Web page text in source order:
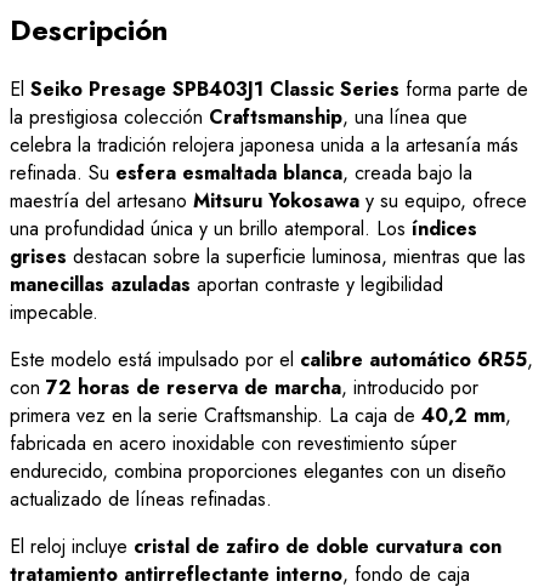
Descripción
El Seiko Presage SPB403J1 Classic Series forma parte de
la prestigiosa colección Craftsmanship, una línea que
celebra la tradición relojera japonesa unida a la artesanía más
refinada. Su esfera esmaltada blanca, creada bajo la
maestría del artesano Mitsuru Yokosawa y su equipo, ofrece
una profundidad única y un brillo atemporal. Los índices
grises destacan sobre la superficie luminosa, mientras que las
manecillas azuladas aportan contraste y legibilidad
impecable.
Este modelo está impulsado por el calibre automático 6R55,
con 72 horas de reserva de marcha, introducido por
primera vez en la serie Craftsmanship. La caja de 40,2 mm,
fabricada en acero inoxidable con revestimiento súper
endurecido, combina proporciones elegantes con un diseño
actualizado de líneas refinadas.
El reloj incluye cristal de zafiro de doble curvatura con
tratamiento antirreflectante interno, fondo de caja